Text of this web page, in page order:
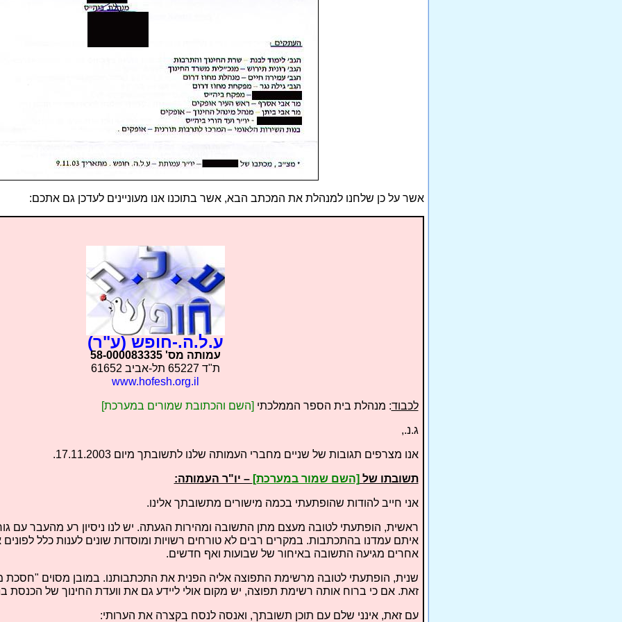
אשר על כן שלחנו למנהלת את המכתב הבא, אשר בתוכנו אנו מעוניינים לעדכן גם אתכם:
ע.ל.ה.-חופש (ע"ר)
עמותה מס' 58-000083335
ת"ד 65227 תל-אביב 61652
www.hofesh.org.il
לכבוד: מנהלת בית הספר הממלכתי [השם והכתובת שמורים במערכת]
ג.נ.,
אנו מצרפים תגובות של שניים מחברי העמותה שלנו לתשובתך מיום 17.11.2003.
תשובתו של [השם שמור במערכת] – יו"ר העמותה:
אני חייב להודות שהופתעתי בכמה מישורים מתשובתך אלינו.
ראשית, הופתעתי לטובה מעצם מתן התשובה ומהירות הגעתה. יש לנו ניסיון רע מהעבר עם
איתם עמדנו בהתכתבות. במקרים רבים לא טורחים רשויות ומוסדות שונים לענות כלל
אחרים מגיעה התשובה באיחור של שבועות ואף חדשים.
שנית, הופתעתי לטובה מרשימת התפוצה אליה הפנית את התכתבותנו. במובן מסוים "חסכת
זאת. אם כי ברוח אותה רשימת תפוצה, יש מקום אולי ליידע גם את וועדת החינוך של הכנסת
עם זאת, אינני שלם עם תוכן תשובתך, ואנסה לנסח בקצרה את הערותי: